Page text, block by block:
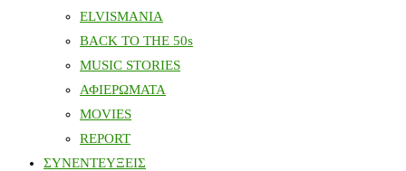
ELVISMANIA
BACK TO THE 50s
MUSIC STORIES
ΑΦΙΕΡΩΜΑΤΑ
MOVIES
REPORT
ΣΥΝΕΝΤΕΥΞΕΙΣ